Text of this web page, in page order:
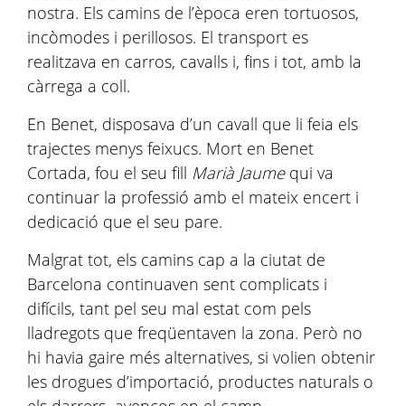
nostra. Els camins de l’època eren tortuosos,
incòmodes i perillosos. El transport es
realitzava en carros, cavalls i, fins i tot, amb la
càrrega a coll.
En Benet, disposava d’un cavall que li feia els
trajectes menys feixucs. Mort en Benet
Cortada, fou el seu fill Marià Jaume qui va
continuar la professió amb el mateix encert i
dedicació que el seu pare.
Malgrat tot, els camins cap a la ciutat de
Barcelona continuaven sent complicats i
difícils, tant pel seu mal estat com pels
lladregots que freqüentaven la zona. Però no
hi havia gaire més alternatives, si volien obtenir
les drogues d’importació, productes naturals o